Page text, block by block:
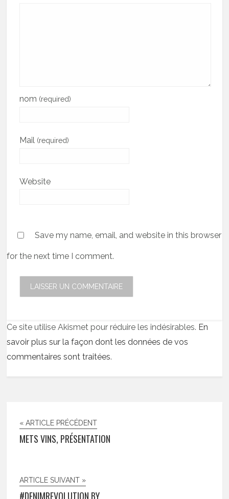
nom (required)
Mail (required)
Website
Save my name, email, and website in this browser
for the next time I comment.
Ce site utilise Akismet pour réduire les indésirables. En
savoir plus sur la façon dont les données de vos
commentaires sont traitées.
« ARTICLE PRÉCÉDENT
METS VINS, PRÉSENTATION
ARTICLE SUIVANT »
#DENIMREVOLUTION BY